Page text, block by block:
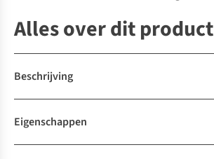
Alles over dit product
Beschrijving
Eigenschappen